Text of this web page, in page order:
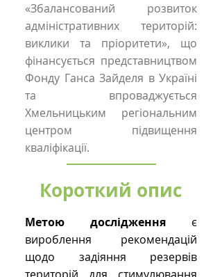
«Збалансований розвиток
адміністративних територій:
виклики та пріоритети», що
фінансується представництвом
Фонду Ганса Зайделя в Україні
та впроваджується
Хмельницьким регіональним
центром підвищення
кваліфікації.
Короткий опис
Метою дослідження є
вироблення рекомендацій
щодо задіяння резервів